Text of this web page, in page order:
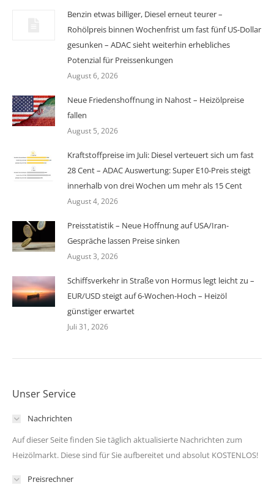
Benzin etwas billiger, Diesel erneut teurer –
Rohölpreis binnen Wochenfrist um fast fünf US-Dollar
gesunken – ADAC sieht weiterhin erhebliches
Potenzial für Preissenkungen
August 6, 2026
Neue Friedenshoffnung in Nahost – Heizölpreise
fallen
August 5, 2026
Kraftstoffpreise im Juli: Diesel verteuert sich um fast
28 Cent – ADAC Auswertung: Super E10-Preis steigt
innerhalb von drei Wochen um mehr als 15 Cent
August 4, 2026
Preisstatistik – Neue Hoffnung auf USA/Iran-
Gespräche lassen Preise sinken
August 3, 2026
Schiffsverkehr in Straße von Hormus legt leicht zu –
EUR/USD steigt auf 6-Wochen-Hoch – Heizöl
günstiger erwartet
Juli 31, 2026
Unser Service
Nachrichten
Auf dieser Seite finden Sie täglich aktualisierte Nachrichten zum
Heizölmarkt. Diese sind für Sie aufbereitet und absolut KOSTENLOS!
Preisrechner